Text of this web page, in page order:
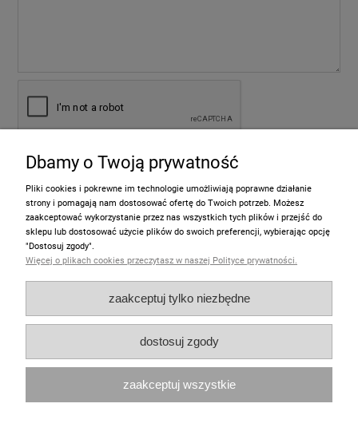
Informacje
Moje konto
Zakupy
Polecamy
Dbamy o Twoją prywatność
Pliki cookies i pokrewne im technologie umożliwiają poprawne działanie
strony i pomagają nam dostosować ofertę do Twoich potrzeb. Możesz
zaakceptować wykorzystanie przez nas wszystkich tych plików i przejść do
sklepu lub dostosować użycie plików do swoich preferencji, wybierając opcję
"Dostosuj zgody".
Więcej o plikach cookies przeczytasz w naszej Polityce prywatności.
zaakceptuj tylko niezbędne
dostosuj zgody
zaakceptuj wszystkie